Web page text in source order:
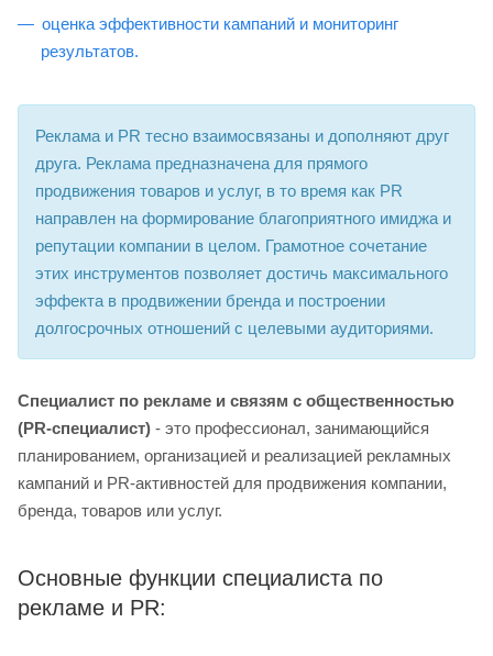
оценка эффективности кампаний и мониторинг
результатов.
Реклама и PR тесно взаимосвязаны и дополняют друг
друга. Реклама предназначена для прямого
продвижения товаров и услуг, в то время как PR
направлен на формирование благоприятного имиджа и
репутации компании в целом. Грамотное сочетание
этих инструментов позволяет достичь максимального
эффекта в продвижении бренда и построении
долгосрочных отношений с целевыми аудиториями.
Специалист по рекламе и связям с общественностью
(PR-специалист) - это профессионал, занимающийся
планированием, организацией и реализацией рекламных
кампаний и PR-активностей для продвижения компании,
бренда, товаров или услуг.
Основные функции специалиста по
рекламе и PR: